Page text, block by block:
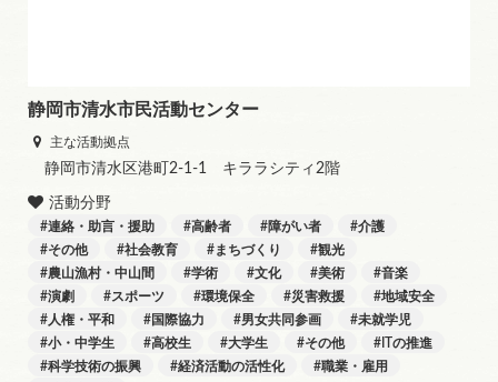
静岡市清水市民活動センター
主な活動拠点
静岡市清水区港町2-1-1 キララシティ2階
活動分野
連絡・助言・援助 高齢者 障がい者
介護
その他
社会教育 まちづくり
観光
農山漁村・中山間
学術 文化 美術
音楽
演劇
スポーツ 環境保全 災害救援
地域安全
人権・平和
国際協力 男女共同参画
未就学児
小・中学生
高校生 大学生 その他
ITの推進
科学技術の振興
経済活動の活性化
職業・雇用